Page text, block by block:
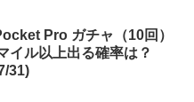
Pro ガチャ（10回）
イル以上出る確率は？
31)